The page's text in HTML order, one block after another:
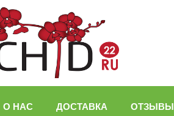
О НАС ДОСТАВКА ОТЗЫВЫ